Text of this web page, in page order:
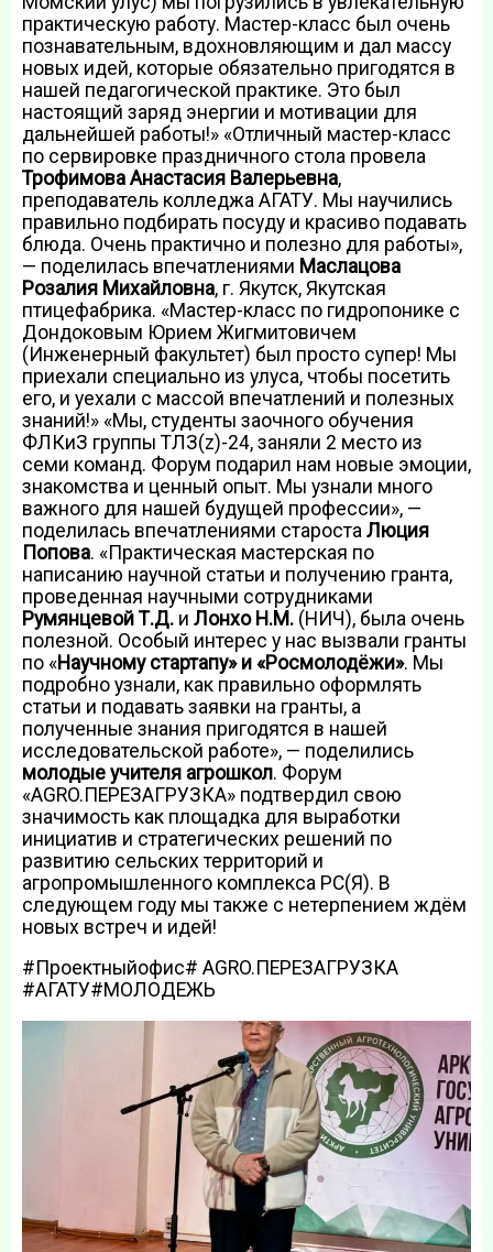
практическую работу. Мастер-класс был очень
познавательным, вдохновляющим и дал массу
новых идей, которые обязательно пригодятся в
нашей педагогической практике. Это был
настоящий заряд энергии и мотивации для
дальнейшей работы!» «Отличный мастер-класс
по сервировке праздничного стола провела
Трофимова Анастасия Валерьевна,
преподаватель колледжа АГАТУ. Мы научились
правильно подбирать посуду и красиво подавать
блюда. Очень практично и полезно для работы»,
— поделилась впечатлениями Маслацова
Розалия Михайловна, г. Якутск, Якутская
птицефабрика. «Мастер-класс по гидропонике с
Дондоковым Юрием Жигмитовичем
(Инженерный факультет) был просто супер! Мы
приехали специально из улуса, чтобы посетить
его, и уехали с массой впечатлений и полезных
знаний!» «Мы, студенты заочного обучения
ФЛКиЗ группы ТЛЗ(z)-24, заняли 2 место из
семи команд. Форум подарил нам новые эмоции,
знакомства и ценный опыт. Мы узнали много
важного для нашей будущей профессии», —
поделилась впечатлениями староста Люция
Попова. «Практическая мастерская по
написанию научной статьи и получению гранта,
проведенная научными сотрудниками
Румянцевой Т.Д. и Лонхо Н.М. (НИЧ), была очень
полезной. Особый интерес у нас вызвали гранты
по «Научному стартапу» и «Росмолодёжи». Мы
подробно узнали, как правильно оформлять
статьи и подавать заявки на гранты, а
полученные знания пригодятся в нашей
исследовательской работе», — поделились
молодые учителя агрошкол. Форум
«AGRO.ПЕРЕЗАГРУЗКА» подтвердил свою
значимость как площадка для выработки
инициатив и стратегических решений по
развитию сельских территорий и
агропромышленного комплекса РС(Я). В
следующем году мы также с нетерпением ждём
новых встреч и идей!
#Проектныйофис# AGRO.ПЕРЕЗАГРУЗКА
#АГАТУ#МОЛОДЕЖЬ